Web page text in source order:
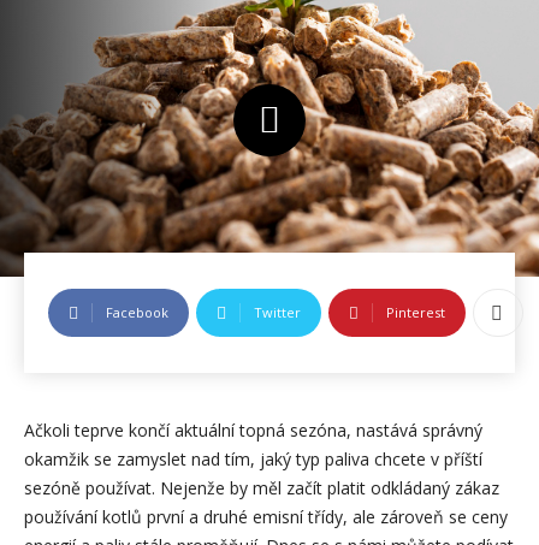
Facebook Twitter Pinterest
Ačkoli teprve končí aktuální topná sezóna, nastává správný
okamžik se zamyslet nad tím, jaký typ paliva chcete v příští
sezóně používat. Nejenže by měl začít platit odkládaný zákaz
používání kotlů první a druhé emisní třídy, ale zároveň se ceny